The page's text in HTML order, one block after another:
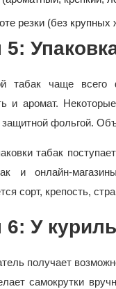
резки (без
5:
табак чаще всего
и аромат.
фольгой.
табак
и онлайн-
сорт, крепость,
6: У
получает
самокрутки